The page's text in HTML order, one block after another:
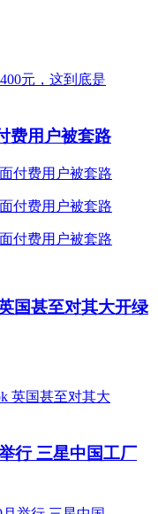
费用户被套路
国甚至对其大开绿
行 三星中国工厂